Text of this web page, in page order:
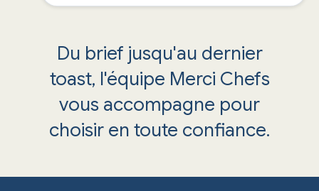
Du brief jusqu'au dernier
toast, l'équipe Merci Chefs
vous accompagne pour
choisir en toute confiance.